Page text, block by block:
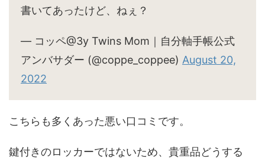
書いてあったけど、ねぇ？
— コッペ@3y Twins Mom｜自分軸手帳公式
アンバサダー (@coppe_coppee) August 20,
2022
こちらも多くあった悪い口コミです。
鍵付きのロッカーではないため、貴重品どうする